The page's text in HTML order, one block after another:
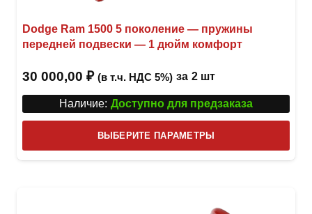
Dodge Ram 1500 5 поколение — пружины
передней подвески — 1 дюйм комфорт
30 000,00 ₽ (в т.ч. НДС 5%) за 2 шт
Наличие: Доступно для предзаказа
ВЫБЕРИТЕ ПАРАМЕТРЫ
товар